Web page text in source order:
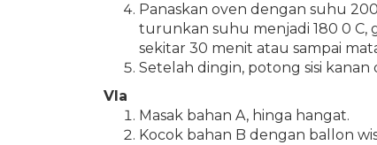
Panaskan oven dengan suhu
turunkan suhu menjadi 180 0 C,
sekitar 30 menit atau sampai
Setelah dingin, potong sisi kanan
Vla
Masak bahan A, hinga hangat.
Kocok bahan B dengan ballon